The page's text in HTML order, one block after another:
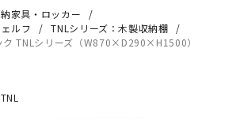
家具・ロッカー
ルフ
TNLシリーズ：木製収納棚
TNLシリーズ（W870×D290×H1500）